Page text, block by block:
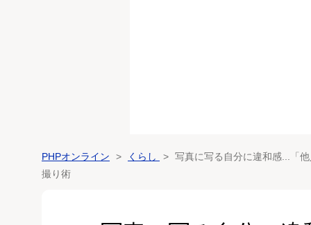
PHPオンライン くらし
写真に写る自分に違和感...「
撮り術